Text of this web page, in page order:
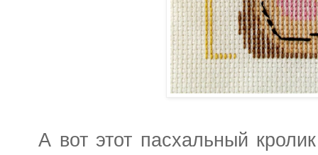
А вот этот пасхальный